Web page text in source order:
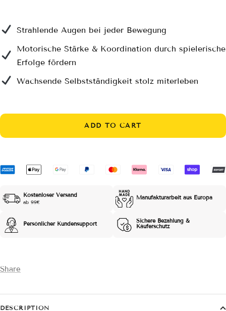
Strahlende Augen bei jeder Bewegung
Motorische Stärke & Koordination durch spielerische
Erfolge fördern
Wachsende Selbstständigkeit stolz miterleben
ADD TO CART
Kostenloser Versand
ab 99€
Manufakturarbeit aus Europa
Persönlicher Kundensupport Sichere Bezahlung &
Käuferschutz
Share
DESCRIPTION